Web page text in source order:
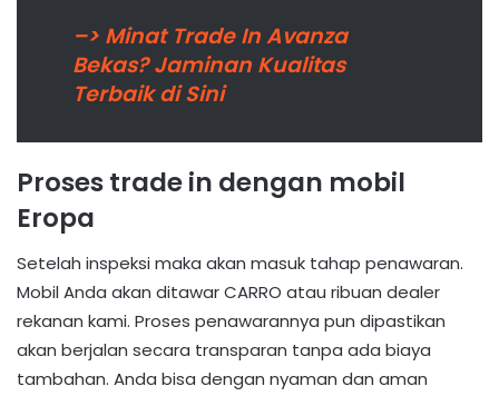
–> Minat Trade In Avanza
Bekas? Jaminan Kualitas
Terbaik di Sini
Proses trade in dengan mobil
Eropa
Setelah inspeksi maka akan masuk tahap penawaran.
Mobil Anda akan ditawar CARRO atau ribuan dealer
rekanan kami. Proses penawarannya pun dipastikan
akan berjalan secara transparan tanpa ada biaya
tambahan. Anda bisa dengan nyaman dan aman